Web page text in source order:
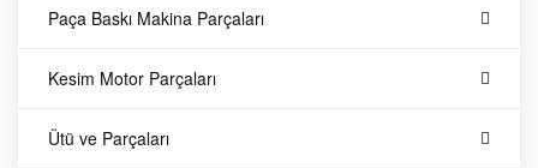
e
ç
o
Paça Baskı Makina Parçaları
Kesim Motor Parçaları
Ütü ve Parçaları